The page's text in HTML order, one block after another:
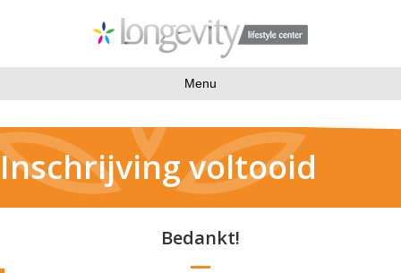
Menu
Inschrijving voltooid
Bedankt!